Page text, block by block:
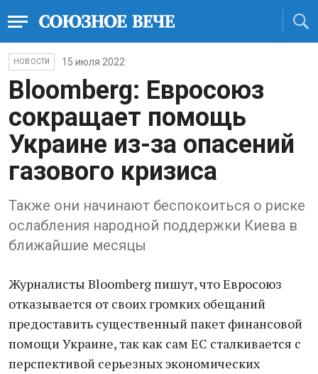
НОВОСТИ 15 июля 2022
Bloomberg: Евросоюз
сокращает помощь
Украине из-за опасений
газового кризиса
Также они начинают беспокоиться о риске
ослабления народной поддержки Киева в
ближайшие месяцы
Журналисты Bloomberg пишут, что Евросоюз
отказывается от своих громких обещаний
предоставить существенный пакет финансовой
помощи Украине, так как сам ЕС сталкивается с
перспективой серьезных экономических